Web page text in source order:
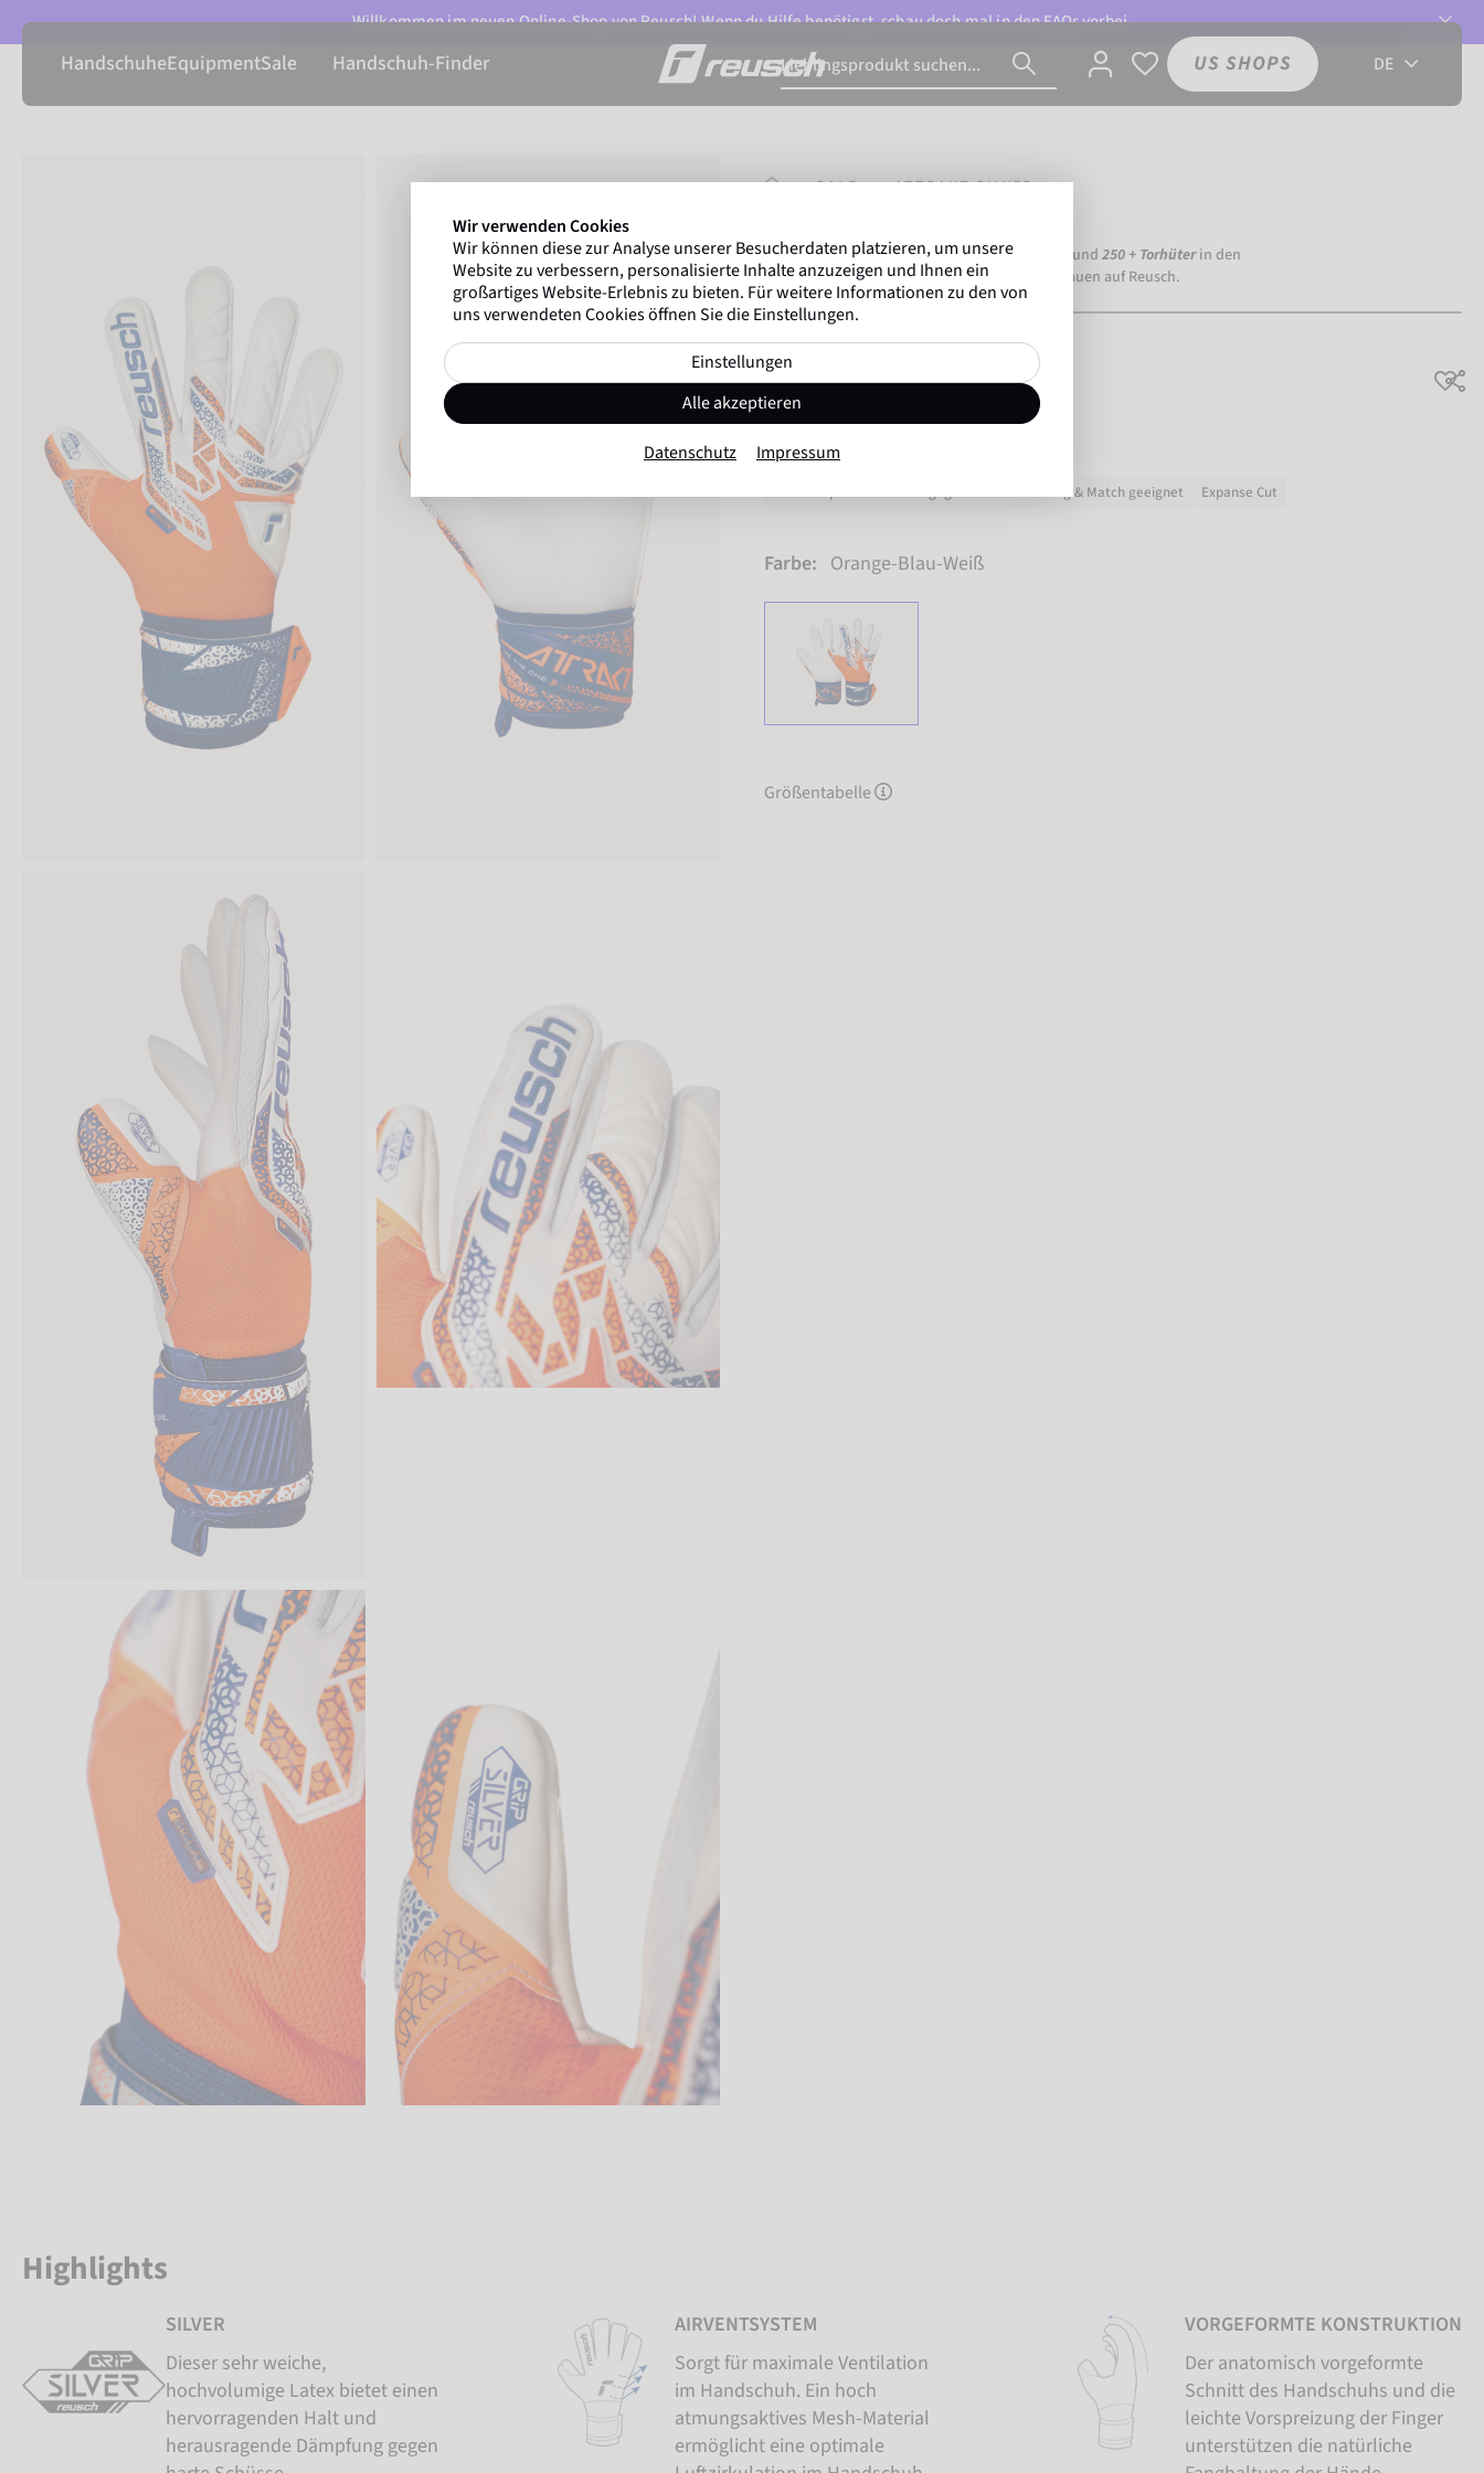
Willkommen im neuen Online-Shop von Reusch! Wenn du Hilfe benötigst, schau doch mal in denFAQsvorbei.
HandschuheEquipmentSale Handschuh-Finder US SHOPS DE
STARTSEITE
SALE ATTRAKT SILVER
Gregor Kobel (Borussia Dortmund) und 250 + Torhüter in den
ersten nationalen Ligen weltweit vertrauen auf Reusch.
Attrakt Silver
Artikel-Nr. 5570214
für Training & Match geeignet Expanse Cut
Farbe: Orange-Blau-Weiß
Größentabelle
Highlights
SILVER
Dieser sehr weiche,
hochvolumige Latex bietet einen
hervorragenden Halt und
herausragende Dämpfung gegen
AIRVENTSYSTEM
Sorgt für maximale Ventilation
im Handschuh. Ein hoch
atmungsaktives Mesh-Material
ermöglicht eine optimale
VORGEFORMTE KONSTRUKTION
Der anatomisch vorgeformte
Schnitt des Handschuhs und die
leichte Vorspreizung der Finger
unterstützen die natürliche
Wir verwenden Cookies
Wir können diese zur Analyse unserer Besucherdaten platzieren, um unsere
Website zu verbessern, personalisierte Inhalte anzuzeigen und Ihnen ein
großartiges Website-Erlebnis zu bieten. Für weitere Informationen zu den von
uns verwendeten Cookies öffnen Sie die Einstellungen.
Einstellungen
Alle akzeptieren
Datenschutz Impressum